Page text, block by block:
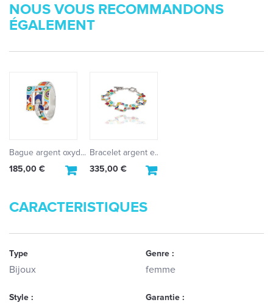
NOUS VOUS RECOMMANDONS
ÉGALEMENT
Bague argent oxyd...
185,00 €
Bracelet argent e...
335,00 €
CARACTERISTIQUES
Type
Bijoux
Genre :
femme
Style : Garantie :